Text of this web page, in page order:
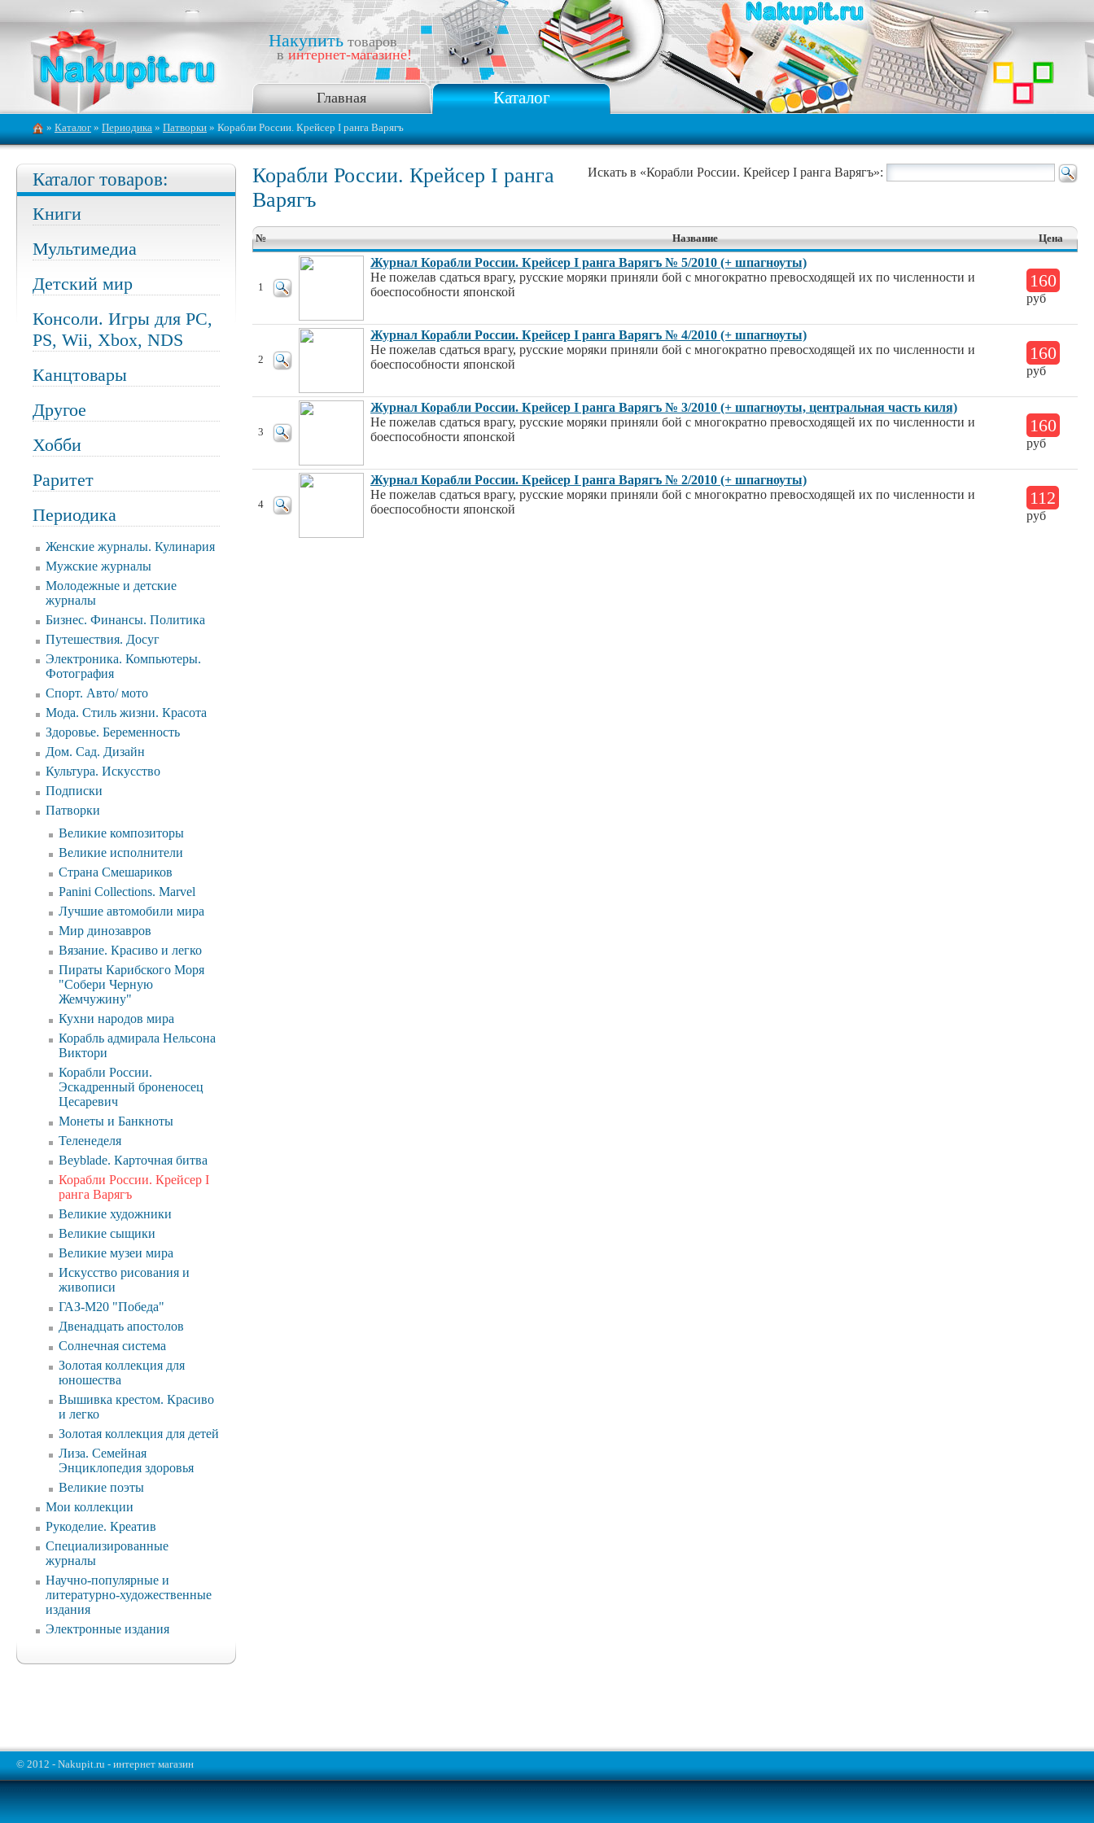
Накупить товаров
в интернет-магазине!
Главная Каталог
» Каталог » Периодика » Патворки » Корабли России. Крейсер I ранга Варягъ
Каталог товаров:
Книги
Мультимедиа
Детский мир
Консоли. Игры для PC,
PS, Wii, Xbox, NDS
Канцтовары
Другое
Хобби
Раритет
Периодика
Женские журналы. Кулинария
Мужские журналы
Молодежные и детские
журналы
Бизнес. Финансы. Политика
Путешествия. Досуг
Электроника. Компьютеры.
Фотография
Спорт. Авто/ мото
Мода. Стиль жизни. Красота
Здоровье. Беременность
Дом. Сад. Дизайн
Культура. Искусство
Подписки
Патворки
Великие композиторы
Великие исполнители
Страна Смешариков
Panini Collections. Marvel
Лучшие автомобили мира
Мир динозавров
Вязание. Красиво и легко
Пираты Карибского Моря
"Собери Черную
Жемчужину"
Кухни народов мира
Корабль адмирала Нельсона
Виктори
Корабли России.
Эскадренный броненосец
Цесаревич
Монеты и Банкноты
Теленеделя
Beyblade. Карточная битва
Корабли России. Крейсер I
ранга Варягъ
Великие художники
Великие сыщики
Великие музеи мира
Искусcтво рисования и
живописи
ГАЗ-М20 "Победа"
Двенадцать апостолов
Солнечная система
Золотая коллекция для
юношества
Вышивка крестом. Красиво
и легко
Золотая коллекция для детей
Лиза. Семейная
Энциклопедия здоровья
Великие поэты
Мои коллекции
Рукоделие. Креатив
Специализированные
журналы
Научно-популярные и
литературно-художественные
издания
Электронные издания
Искать в «Корабли России. Крейсер I ранга Варягъ»:
Корабли России. Крейсер I ранга
Варягъ
№ Название Цена
1
Журнал Корабли России. Крейсер I ранга Варягъ № 5/2010 (+ шпагноуты)
Не пожелав сдаться врагу, русские моряки приняли бой с многократно превосходящей их по численности и
боеспособности японской
160
руб
2
Журнал Корабли России. Крейсер I ранга Варягъ № 4/2010 (+ шпагноуты)
Не пожелав сдаться врагу, русские моряки приняли бой с многократно превосходящей их по численности и
боеспособности японской
160
руб
3
Журнал Корабли России. Крейсер I ранга Варягъ № 3/2010 (+ шпагноуты, центральная часть киля)
Не пожелав сдаться врагу, русские моряки приняли бой с многократно превосходящей их по численности и
боеспособности японской
160
руб
4
Журнал Корабли России. Крейсер I ранга Варягъ № 2/2010 (+ шпагноуты)
Не пожелав сдаться врагу, русские моряки приняли бой с многократно превосходящей их по численности и
боеспособности японской
112
руб
© 2012 - Nakupit.ru - интернет магазин